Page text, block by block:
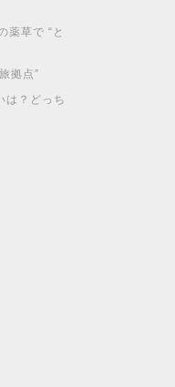
薬草で “と
拠点”
は？どっち